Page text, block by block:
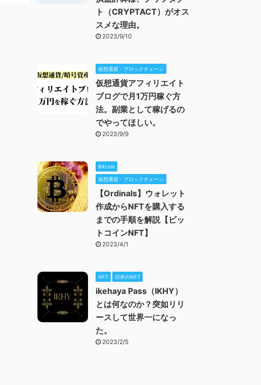
ト（CRYPTACT）がオス
スメな理由。
2023/9/10
仮想通貨・ブロックチェーン
仮想通貨アフィリエイト
ブログで月1万円稼ぐ方
法。副業として稼げるの
でやってほしい。
2023/9/9
Bitcoin
仮想通貨・ブロックチェーン
【Ordinals】ウォレット
作成からNFTを購入する
までの手順を解説【ビッ
トコインNFT】
2023/4/1
NFT 日本のNFT
ikehaya Pass（IKHY）
とは何なのか？突如リリ
ースして世界一になっ
た。
2023/2/5